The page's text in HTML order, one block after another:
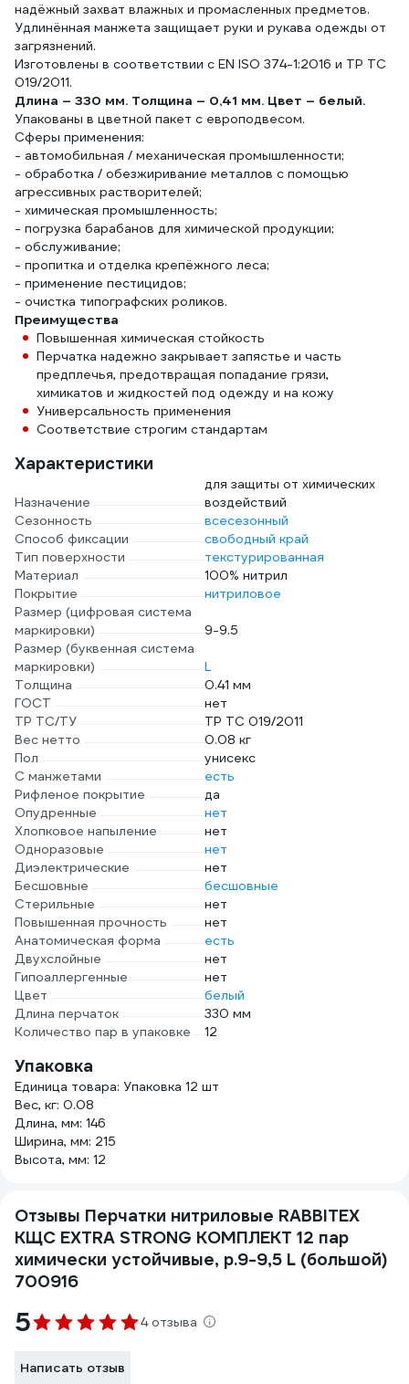
надёжный захват влажных и промасленных предметов.
Удлинённая манжета защищает руки и рукава одежды от
загрязнений.
Изготовлены в соответствии с EN ISO 374-1:2016 и ТР ТС
019/2011.
Длина – 330 мм. Толщина – 0,41 мм. Цвет – белый.
Упакованы в цветной пакет с европодвесом.
Сферы применения:
- автомобильная / механическая промышленности;
- обработка / обезжиривание металлов с помощью
агрессивных растворителей;
- химическая промышленность;
- погрузка барабанов для химической продукции;
- обслуживание;
- пропитка и отделка крепёжного леса;
- применение пестицидов;
- очистка типографских роликов.
Преимущества
Повышенная химическая стойкость
Перчатка надежно закрывает запястье и часть
предплечья, предотвращая попадание грязи,
химикатов и жидкостей под одежду и на кожу
Универсальность применения
Соответствие строгим стандартам
Характеристики
Назначение
для защиты от химических
воздействий
Сезонность
всесезонный
Способ фиксации
свободный край
Тип поверхности
текстурированная
Материал
100% нитрил
Покрытие
нитриловое
Размер (цифровая система
маркировки)
9-9.5
Размер (буквенная система
маркировки)
L
Толщина
0.41 мм
ГОСТ
нет
ТР ТС/ТУ
ТР ТС 019/2011
Вес нетто
0.08 кг
Пол
унисекс
С манжетами
есть
Рифленое покрытие
да
Опудренные
нет
Хлопковое напыление
нет
Одноразовые
нет
Диэлектрические
нет
Бесшовные
бесшовные
Стерильные
нет
Повышенная прочность
нет
Анатомическая форма
есть
Двухслойные
нет
Гипоаллергенные
нет
Цвет
белый
Длина перчаток
330 мм
Количество пар в упаковке
12
Упаковка
Единица товара: Упаковка 12 шт
Вес, кг: 0.08
Длина, мм: 146
Ширина, мм: 215
Высота, мм: 12
Отзывы Перчатки нитриловые RABBITEX
КЩС EXTRA STRONG КОМПЛЕКТ 12 пар
химически устойчивые, р.9-9,5 L (большой)
700916
5 4 отзыва
Написать отзыв